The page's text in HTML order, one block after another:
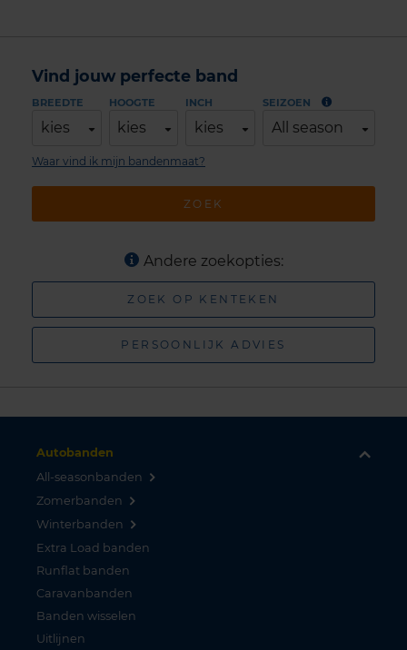
Vind jouw perfecte band
BREEDTE
kies
HOOGTE
kies
INCH
kies
SEIZOEN
All season
ZOEK
Waar vind ik mijn bandenmaat?
Andere zoekopties:
ZOEK OP KENTEKEN
PERSOONLIJK ADVIES
Autobanden
All-seasonbanden
Zomerbanden
Winterbanden
Extra Load banden
Runflat banden
Caravanbanden
Banden wisselen
Uitlijnen